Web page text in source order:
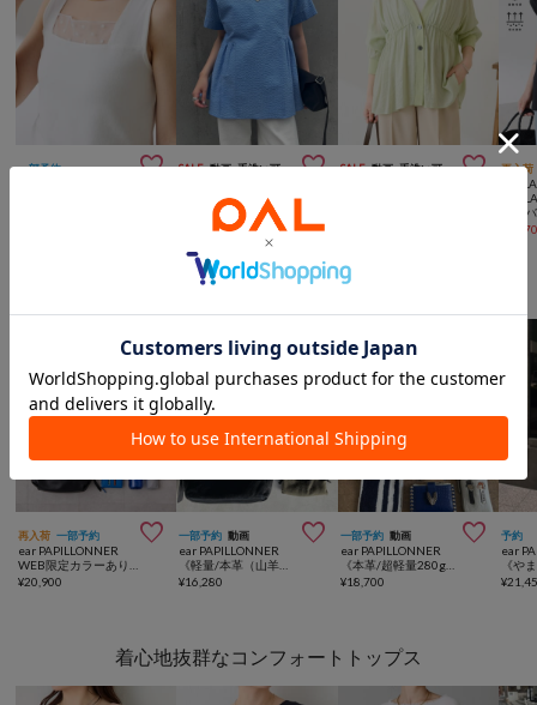
一部予約  SALE 動画 手洗い可 
GALLARDAGALANTE
8,910 (10%OFF )
SALE 動画 手洗い可  再入荷
おすすめのバッグ
再入荷 一部予約 
ear PAPILLONNER
¥20,900
一部予約 動画 
ear PAPILLONNER
¥16,280
一部予約 動画 
ear PAPILLONNER
《本革/超軽量280g》ミニスワローマチショルダーバッグ
¥18,700
予約
ear
¥
着心地抜群なコンフォートトップス